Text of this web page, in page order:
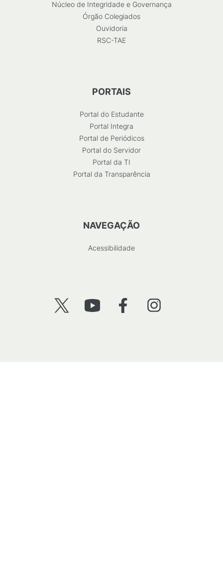
Núcleo de Integridade e Governança
Órgão Colegiados
Ouvidoria
RSC-TAE
PORTAIS
Portal do Estudante
Portal Integra
Portal de Periódicos
Portal do Servidor
Portal da TI
Portal da Transparência
NAVEGAÇÃO
Acessibilidade